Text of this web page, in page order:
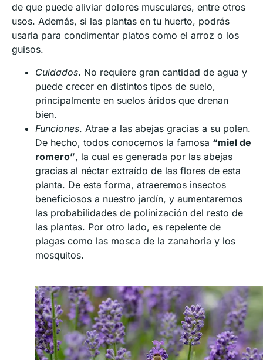
de que puede aliviar dolores musculares, entre otros
usos. Además, si las plantas en tu huerto, podrás
usarla para condimentar platos como el arroz o los
guisos.
Cuidados. No requiere gran cantidad de agua y
puede crecer en distintos tipos de suelo,
principalmente en suelos áridos que drenan
bien.
Funciones. Atrae a las abejas gracias a su polen.
De hecho, todos conocemos la famosa “miel de
romero”, la cual es generada por las abejas
gracias al néctar extraído de las flores de esta
planta. De esta forma, atraeremos insectos
beneficiosos a nuestro jardín, y aumentaremos
las probabilidades de polinización del resto de
las plantas. Por otro lado, es repelente de
plagas como las mosca de la zanahoria y los
mosquitos.